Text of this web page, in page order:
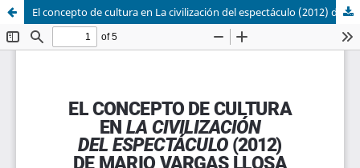
El concepto de cultura en La civilización del espectáculo (2012) de Mario Vargas Llosa